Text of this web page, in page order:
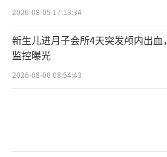
2026-08-05 17:13:34
新生儿进月子会所4天突发颅内出血，
监控曝光
2026-08-06 08:54:43